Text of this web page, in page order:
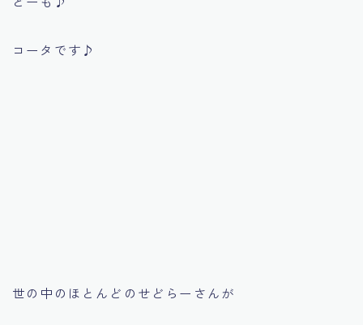
コータです♪
世の中のほとんどのせどらーさんが